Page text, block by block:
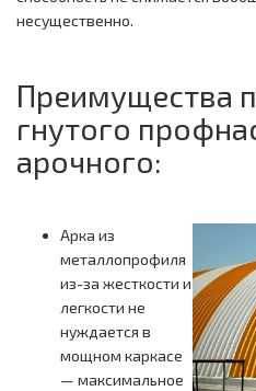
несущественно.
Преимущества
гнутого
арочного:
Арка из
металлопрофиля
из-за жесткости и
легкости не
нуждается в
мощном каркасе
— максимальное